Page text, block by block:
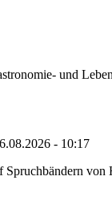
und
- 10:17